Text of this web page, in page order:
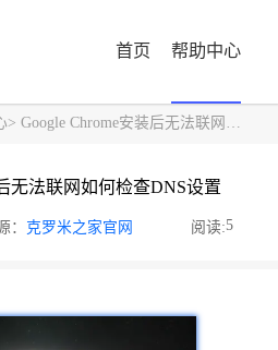
首页 帮助中心
> Google Chrome安装后无法联网如何检查DNS设置
无法联网如何检查DNS设置
： 克罗米之家官网 阅读:5